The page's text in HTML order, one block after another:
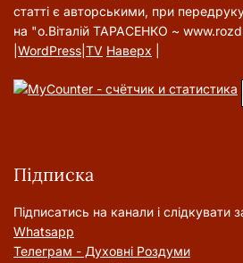
статті є авторськими, при
на "о.Віталій ТАРАСЕНКО ~
WordPress TV Наверх
Підписка
Підписатись на канали і
Whatsapp
Телеграм - Духовні Роздуми